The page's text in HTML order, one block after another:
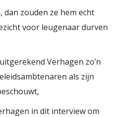
dan zouden ze hem echt
voor leugenaar durven
Verhagen zo’n
als zijn
in dit interview om